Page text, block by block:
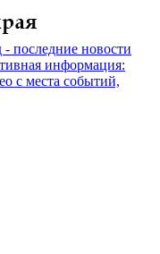
последние новости
информация:
с места событий,